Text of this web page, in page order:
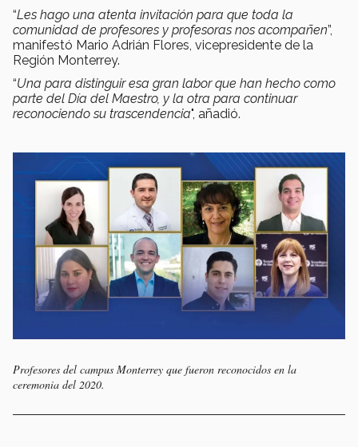
“Les hago una atenta invitación para que toda la
comunidad de profesores y profesoras nos acompañen”,
manifestó Mario Adrián Flores, vicepresidente de la
Región Monterrey.
“Una para distinguir esa gran labor que han hecho como
parte del Día del Maestro, y la otra para continuar
reconociendo su trascendencia", añadió.
Profesores del campus Monterrey que fueron reconocidos en la
ceremonia del 2020.